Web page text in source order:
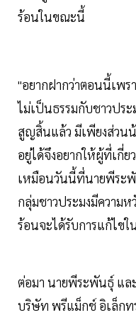
ร้อนในขณะนี้
"อยากฝากว่าตอนนี้เพ
ไม่เป็นธรรมกับชาวปร
สูญสิ้นแล้ว มีเพียงส่วน
อยู่ได้จึงอยากให้ผู้ที่เกี่ย
เหมือนวันนี้ที่นายพีระพั
กลุ่มชาวประมงมีความ
ร้อนจะได้รับการแก้ไขใ
ต่อมา นายพีระพันธุ์ แล
บริษัท พรีแม็กช์ อิเล็กท